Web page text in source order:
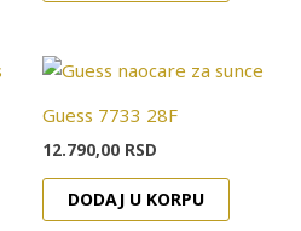
Guess 7733 28F
12.790,00 RSD
DODAJ U KORPU